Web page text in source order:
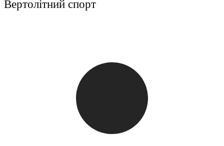
Вертолітний спорт